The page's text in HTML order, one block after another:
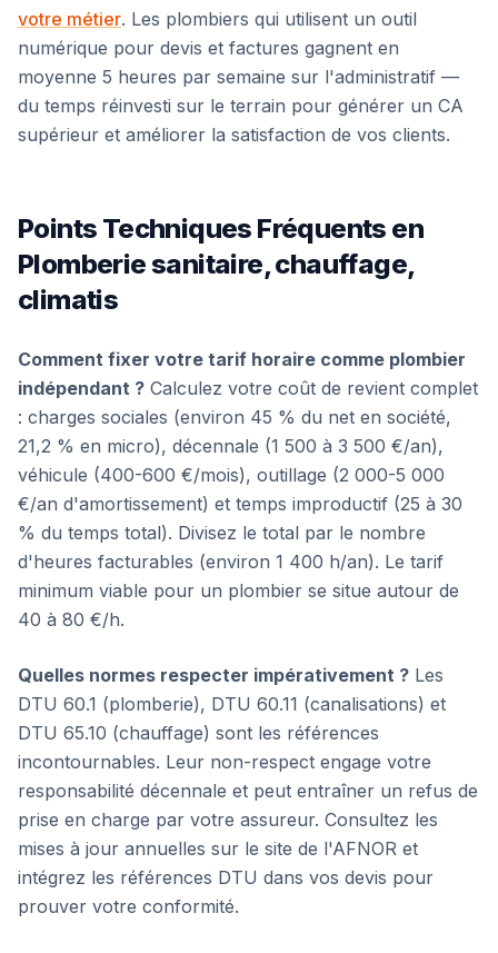
votre métier. Les plombiers qui utilisent un outil
numérique pour devis et factures gagnent en
moyenne 5 heures par semaine sur l'administratif —
du temps réinvesti sur le terrain pour générer un CA
supérieur et améliorer la satisfaction de vos clients.
Points Techniques Fréquents en
Plomberie sanitaire, chauffage,
climatis
Comment fixer votre tarif horaire comme plombier
indépendant ? Calculez votre coût de revient complet
: charges sociales (environ 45 % du net en société,
21,2 % en micro), décennale (1 500 à 3 500 €/an),
véhicule (400-600 €/mois), outillage (2 000-5 000
€/an d'amortissement) et temps improductif (25 à 30
% du temps total). Divisez le total par le nombre
d'heures facturables (environ 1 400 h/an). Le tarif
minimum viable pour un plombier se situe autour de
40 à 80 €/h.
Quelles normes respecter impérativement ? Les
DTU 60.1 (plomberie), DTU 60.11 (canalisations) et
DTU 65.10 (chauffage) sont les références
incontournables. Leur non-respect engage votre
responsabilité décennale et peut entraîner un refus de
prise en charge par votre assureur. Consultez les
mises à jour annuelles sur le site de l'AFNOR et
intégrez les références DTU dans vos devis pour
prouver votre conformité.